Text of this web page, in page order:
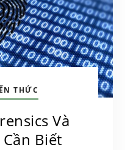
THỨC
Và
Biết